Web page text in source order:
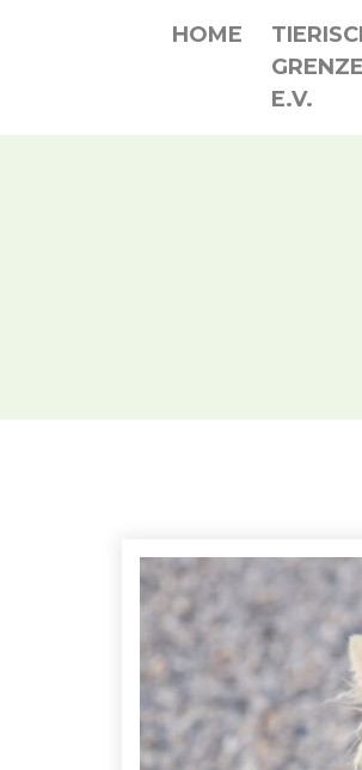
HOME
E.V.